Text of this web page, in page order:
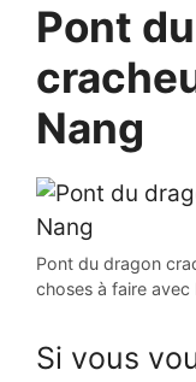
Pont
Nang
Pont du dragon
choses à faire avec
Si vous